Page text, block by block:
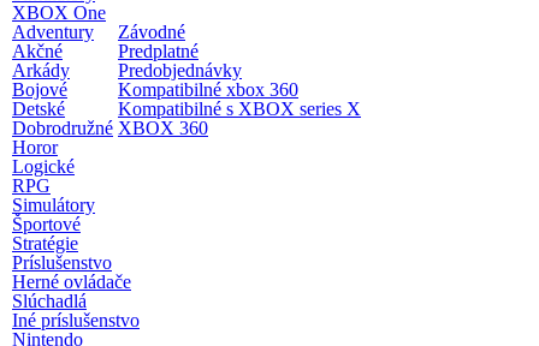
XBOX One
Adventury
Akčné
Arkády
Bojové
Detské
Dobrodružné
Horor
Logické
RPG
Simulátory
Športové
Stratégie
Závodné
Predplatné
Predobjednávky
Kompatibilné xbox 360
Kompatibilné s XBOX series X
XBOX 360
Príslušenstvo
Herné ovládače
Slúchadlá
Iné príslušenstvo
Nintendo